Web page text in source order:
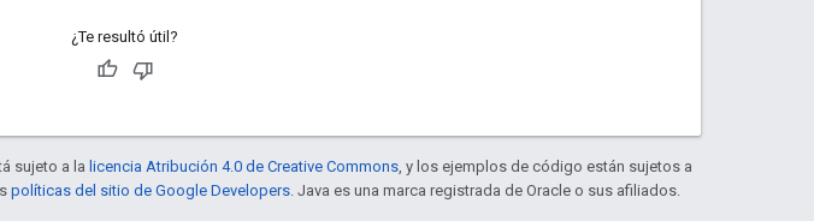
¿Te resultó útil?
sujeto a la licencia Atribución 4.0 de Creative Commons , y los ejemplos de código están sujetos a
políticas del sitio de Google Developers . Java es una marca registrada de Oracle o sus afiliados.